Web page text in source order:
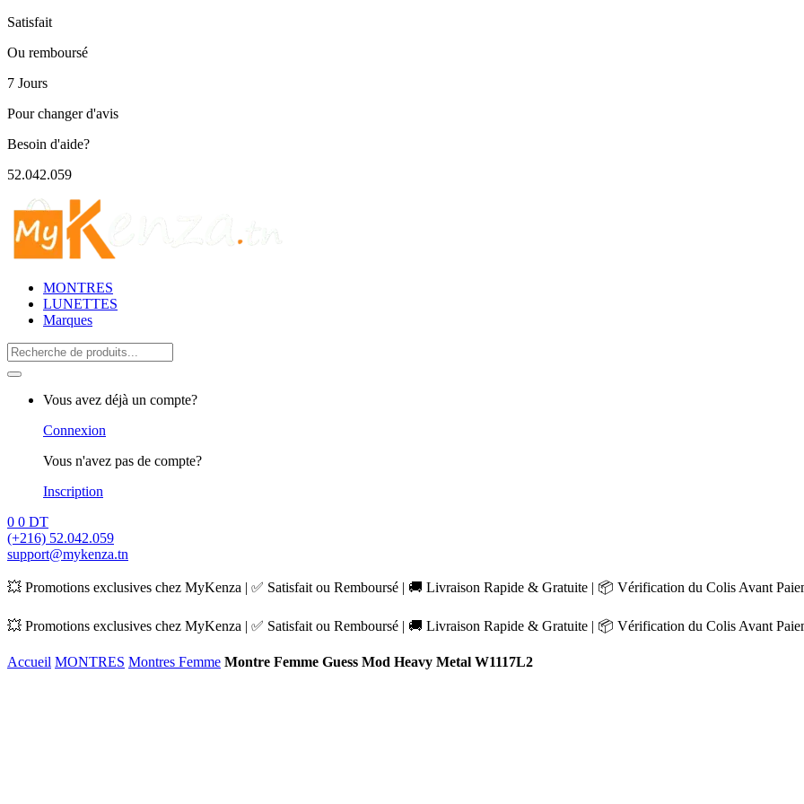
Satisfait
Ou remboursé
7 Jours
Pour changer d'avis
Besoin d'aide?
52.042.059
MONTRES
LUNETTES
Marques
Search
for:
Vous avez déjà un compte?
Connexion
Vous n'avez pas de compte?
Inscription
0 0 DT
(+216) 52.042.059
support@mykenza.tn
💥 Promotions exclusives chez MyKenza | ✅ Satisfait ou Remboursé | 🚚 Livraison Rapide & Gratuite | 📦 Vérification du Colis Avant
💥 Promotions exclusives chez MyKenza | ✅ Satisfait ou Remboursé | 🚚 Livraison Rapide & Gratuite | 📦 Vérification du Colis Avant
Accueil MONTRES Montres Femme Montre Femme Guess Mod Heavy Metal W1117L2